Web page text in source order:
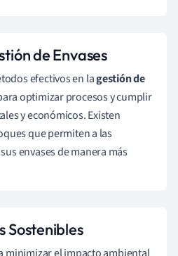
de Envases
efectivos en lagestión de
optimizar procesos y cumplir
y económicos. Existen
que permiten a las
envases de manera más
Sostenibles
minimizar el impacto ambiental